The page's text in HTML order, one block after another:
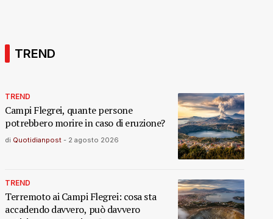
TREND
TREND
Campi Flegrei, quante persone
potrebbero morire in caso di eruzione?
di Quotidianpost - 2 agosto 2026
TREND
Terremoto ai Campi Flegrei: cosa sta
accadendo davvero, può davvero